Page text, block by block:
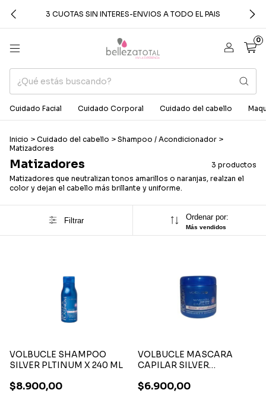
3 CUOTAS SIN INTERES-ENVIOS A TODO EL PAIS
0
Cuidado Facial Cuidado Corporal Cuidado del cabello
Inicio > Cuidado del cabello > Shampoo / Acondicionador >
Matizadores
Matizadores
3 productos
Matizadores que neutralizan tonos amarillos o naranjas, realzan el
color y dejan el cabello más brillante y uniforme.
Filtrar Ordenar por:
Más vendidos
VOLBUCLE SHAMPOO
SILVER PLTINUM X 240 ML
$8.900,00
VOLBUCLE MASCARA
CAPILAR SILVER
$6.900,00